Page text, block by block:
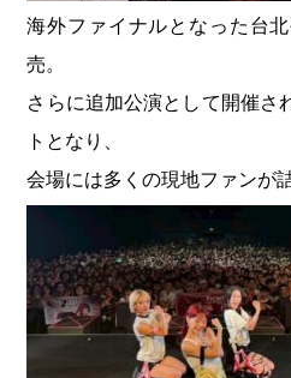
海外ファイナルとなった台
売。
さらに追加公演として開催さ
トとなり、
会場には多くの現地ファンが